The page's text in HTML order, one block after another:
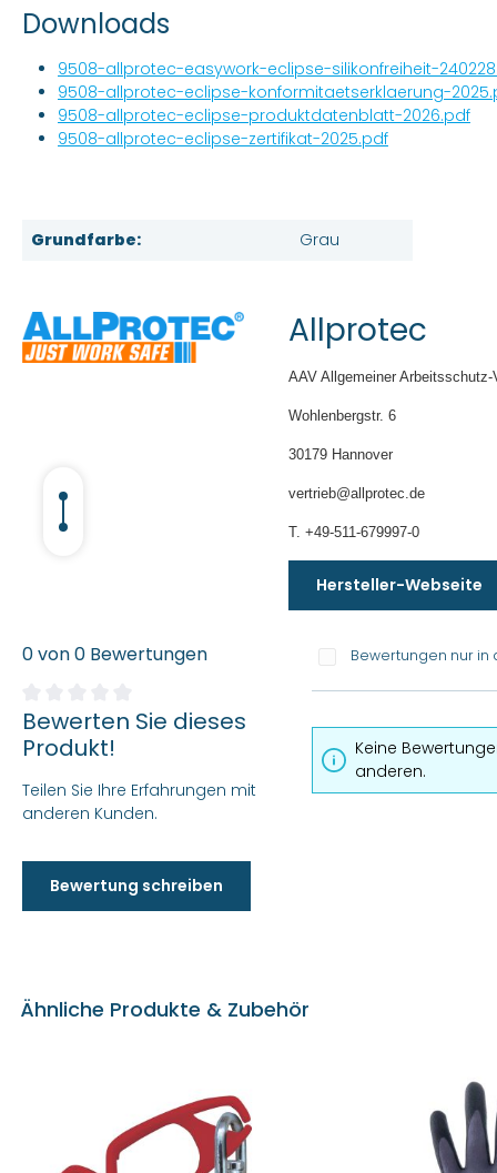
Downloads
9508-allprotec-easywork-eclipse-silikonfreiheit-
9508-allprotec-eclipse-konformitaetserklaerung-
9508-allprotec-eclipse-produktdatenblatt-2026.pdf
9508-allprotec-eclipse-zertifikat-2025.pdf
Grundfarbe: Grau
Allprotec
AAV Allgemeiner Arbeitsschutz-
Wohlenbergstr. 6
30179 Hannover
vertrieb@allprotec.de
T. +49-511-679997-0
Hersteller-Webseite
0 von 0 Bewertungen
Durchschnittliche Bewertung von 0 von 5 Sternen
Bewerten Sie dieses
Produkt!
Teilen Sie Ihre Erfahrungen mit
anderen Kunden.
Bewertung schreiben
Bewertungen nur
Keine
anderen.
Ähnliche Produkte & Zubehör